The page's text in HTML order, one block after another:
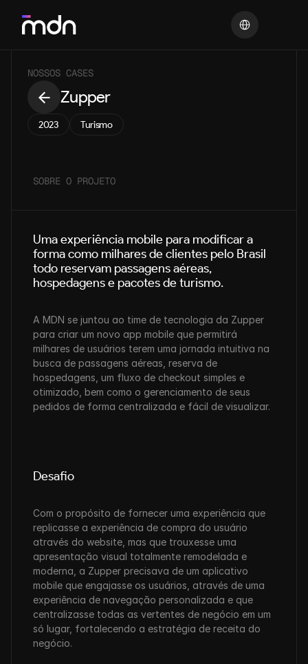
NOSSOS CASES
Zupper
2023 Turismo
SOBRE O PROJETO
Uma experiência mobile para modificar a
forma como milhares de clientes pelo Brasil
todo reservam passagens aéreas,
hospedagens e pacotes de turismo.
A MDN se juntou ao time de tecnologia da Zupper
para criar um novo app mobile que permitirá
milhares de usuários terem uma jornada intuitiva na
busca de passagens aéreas, reserva de
hospedagens, um fluxo de checkout simples e
otimizado, bem como o gerenciamento de seus
pedidos de forma centralizada e fácil de visualizar.
Desafio
Com o propósito de fornecer uma experiência que
replicasse a experiência de compra do usuário
através do website, mas que trouxesse uma
apresentação visual totalmente remodelada e
moderna, a Zupper precisava de um aplicativo
mobile que engajasse os usuários, através de uma
experiência de navegação personalizada e que
centralizasse todas as vertentes de negócio em um
só lugar, fortalecendo a estratégia de receita do
negócio.